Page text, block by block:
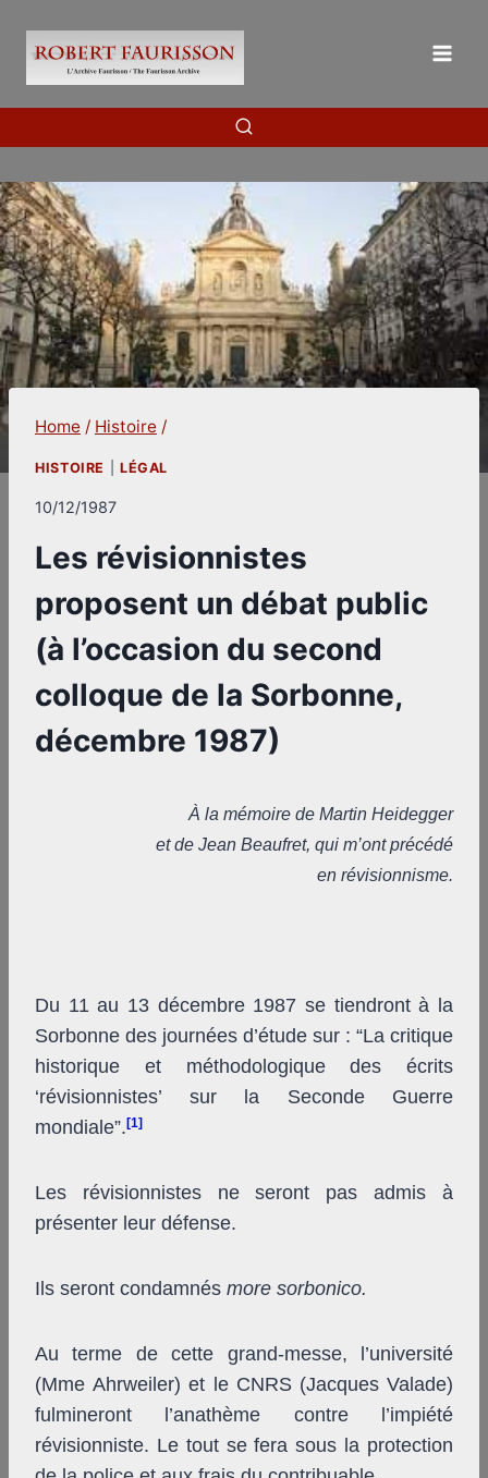
content
Home / Histoire /
HISTOIRE LÉGAL
10/12/1987
Les révisionnistes
proposent un débat public
(à l’occasion du second
colloque de la Sorbonne,
décembre 1987)
À la mémoire de Martin Heidegger
et de Jean Beaufret, qui m’ont précédé
en révisionnisme.
Du 11 au 13 décembre 1987 se tiendront à la
Sorbonne des journées d’étude sur : “La critique
historique et méthodologique des écrits
‘révisionnistes’ sur la Seconde Guerre
mondiale”. [1]
Les révisionnistes ne seront pas admis à
présenter leur défense.
Ils seront condamnés more sorbonico.
Au terme de cette grand-messe, l’université
(Mme Ahrweiler) et le CNRS (Jacques Valade)
fulmineront l’anathème contre l’impiété
révisionniste. Le tout se fera sous la protection